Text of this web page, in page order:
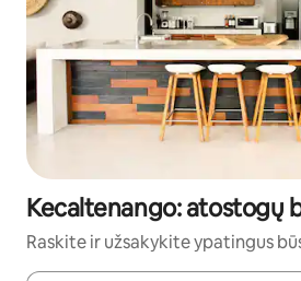
Kecaltenango: atostogų
Raskite ir užsakykite ypatingus